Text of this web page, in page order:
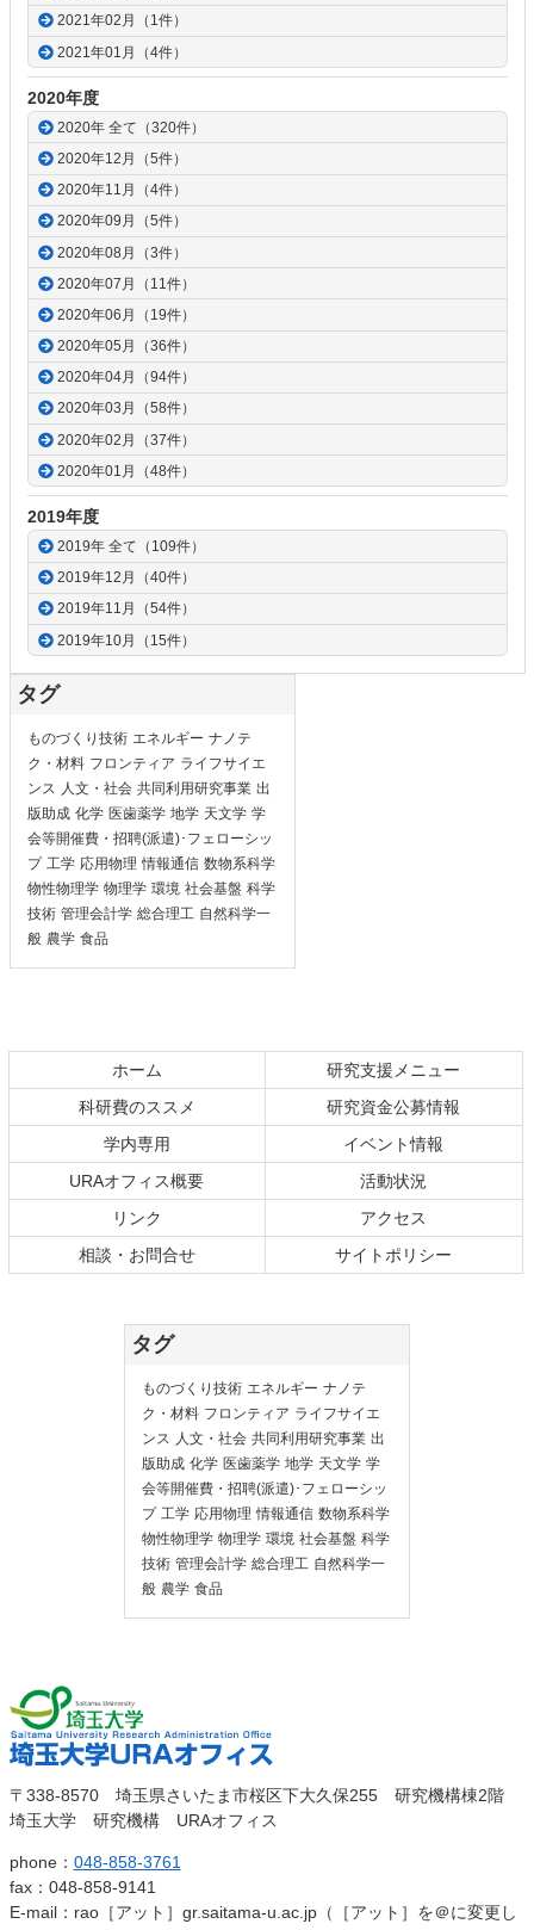
2021年02月（1件）
2021年01月（4件）
2020年度
2020年 全て（320件）
2020年12月（5件）
2020年11月（4件）
2020年09月（5件）
2020年08月（3件）
2020年07月（11件）
2020年06月（19件）
2020年05月（36件）
2020年04月（94件）
2020年03月（58件）
2020年02月（37件）
2020年01月（48件）
2019年度
2019年 全て（109件）
2019年12月（40件）
2019年11月（54件）
2019年10月（15件）
タグ
ものづくり技術 エネルギー ナノテ
ク・材料 フロンティア ライフサイエ
ンス 人文・社会 共同利用研究事業 出
版助成 化学 医歯薬学 地学 天文学 学
会等開催費・招聘(派遣)･フェローシッ
プ 工学 応用物理 情報通信 数物系科学
物性物理学 物理学 環境 社会基盤 科学
技術 管理会計学 総合理工 自然科学一
般 農学 食品
ホーム
研究支援メニュー
科研費のススメ
研究資金公募情報
学内専用
イベント情報
URAオフィス概要
活動状況
リンク
アクセス
相談・お問合せ
サイトポリシー
タグ
ものづくり技術 エネルギー ナノテ
ク・材料 フロンティア ライフサイエ
ンス 人文・社会 共同利用研究事業 出
版助成 化学 医歯薬学 地学 天文学 学
会等開催費・招聘(派遣)･フェローシッ
プ 工学 応用物理 情報通信 数物系科学
物性物理学 物理学 環境 社会基盤 科学
技術 管理会計学 総合理工 自然科学一
般 農学 食品
埼玉大
学
埼玉大学URAオ
フィス
〒338-8570 埼玉県さいたま市桜区下大久保255 研究機構棟2階
埼玉大学 研究機構 URAオフィス
phone： 048-858-3761
fax：048-858-9141
E-mail：rao［アット］gr.saitama-u.ac.jp（［アット］を＠に変更し